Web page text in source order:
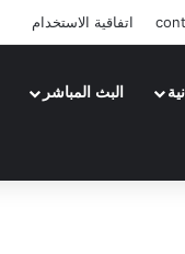
اتفاقية الاستخدام
البث المباشر